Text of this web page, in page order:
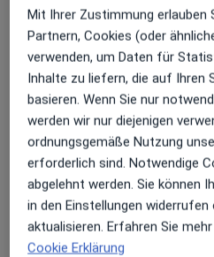
können, um meine Praxis
Unser Praxisteam zeichnet
ausgesprochene
Erfahrung in Organisation
Wir nehmen uns Zeit für Sie.
Sonstige Informationen
Durch meine langjährige
tätige Schulzahnärztin bei der
Landesarbeitsgemeinschaft
Rheinland-Pfalz (LAGZ) sind
Patienten gut bei uns
Eine Herzensangelegenheit
Patienten über die
Zentrum für
versorgen. Eine
uns zur Verfügung.
mehrÜber mich
Hauptsächlich behandelte
Mit Ihrer Zustimmung erlauben
Partnern, Cookies (oder
verwenden, um Daten für
Inhalte zu liefern, die auf Ihren
basieren. Wenn Sie nur
werden wir nur diejenigen
ordnungsgemäße Nutzung
erforderlich sind. Notwendige
abgelehnt werden. Sie können
in den Einstellungen
aktualisieren. Erfahren Sie
Cookie Erklärung